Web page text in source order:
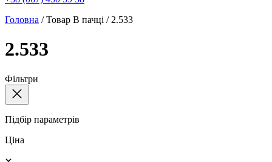
Головна /Товар В пачці / 2.533
2.533
Фільтри
Підбір параметрів
Ціна